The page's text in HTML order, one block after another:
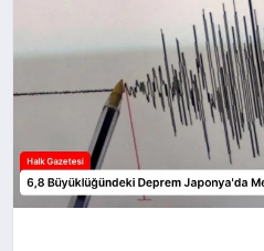
TEKNOLOJI